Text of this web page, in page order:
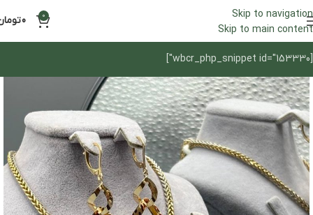
Skip to navigation
Skip to main content
0
0
[wbcr_php_snippet id="153330"]